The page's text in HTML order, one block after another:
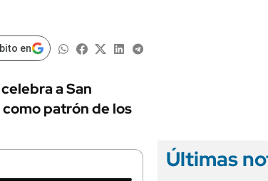
en
a San
patrón de los
Últimas